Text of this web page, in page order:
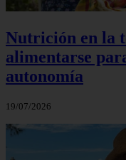
Nutrición en la
alimentarse
autonomía
19/07/2026